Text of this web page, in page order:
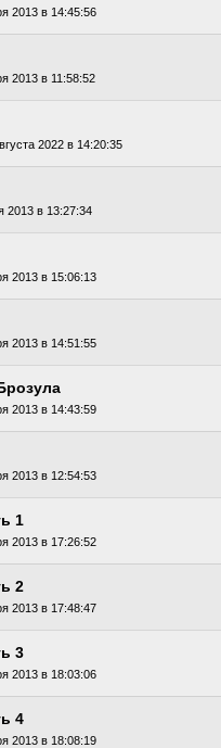
2013 в 14:45:56
2013 в 11:58:52
2022 в 14:20:35
2013 в 13:27:34
2013 в 15:06:13
2013 в 14:51:55
2013 в 14:43:59
2013 в 12:54:53
1
2013 в 17:26:52
2
2013 в 17:48:47
3
2013 в 18:03:06
4
2013 в 18:08:19